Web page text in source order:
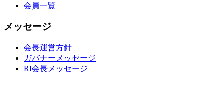
会員一覧
メッセージ
会長運営方針
ガバナーメッセージ
RI会長メッセージ